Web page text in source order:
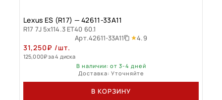
Lexus ES (R17) — 42611-33A11
R17 7J 5x114.3 ET40 60.1
Арт.42611-33A11 4.9
31,250₽ /шт.
125,000₽за 4 диска
В наличии: от 3-4 дней
Доставка: Уточняйте
В КОРЗИНУ